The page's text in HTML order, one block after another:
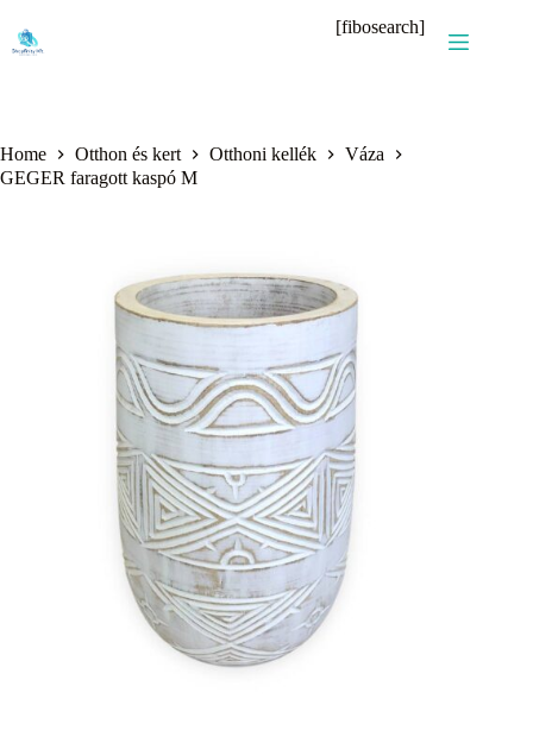
content
[fibosearch]
Home Otthon és kert Otthoni kellék
Váza
GEGER faragott kaspó M